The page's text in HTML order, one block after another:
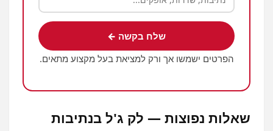
שלח בקשה ←
הפרטים ישמשו אך ורק למציאת בעל מקצוע מתאים.
שאלות נפוצות — לק ג'ל בנתיבות